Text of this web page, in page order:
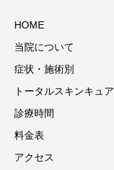
HOME
当院について
症状・施術別
トータルスキンキュア
診療時間
料金表
アクセス